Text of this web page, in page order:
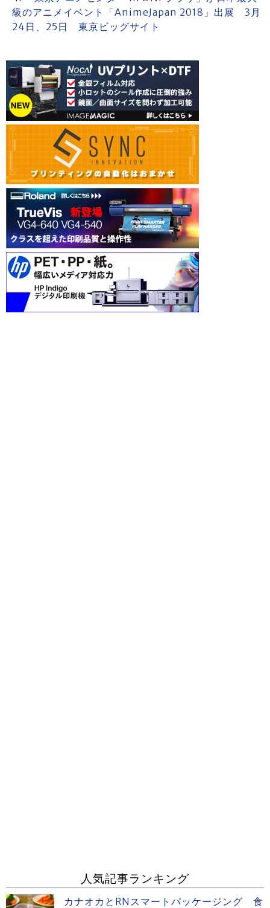
級のアニメイベント「AnimeJapan 2018」出展 3月
24日、25日 東京ビッグサイト
人気記事ランキング
カナオカとRNスマートパッケージング 食